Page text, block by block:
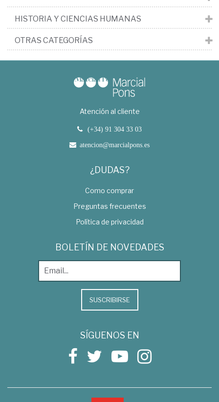
HISTORIA Y CIENCIAS HUMANAS
OTRAS CATEGORÍAS
Atención al cliente
(+34) 91 304 33 03
atencion@marcialpons.es
¿DUDAS?
Como comprar
Preguntas frecuentes
Política de privacidad
BOLETÍN DE NOVEDADES
SUSCRIBIRSE
SÍGUENOS EN